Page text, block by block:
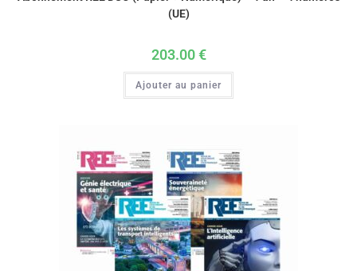
(UE)
203.00€
Ajouter au panier